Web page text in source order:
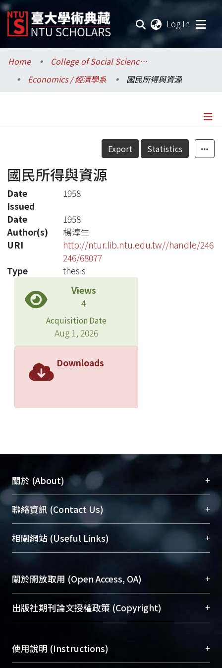
Log In
Communities & Collections
Research Outputs
Statistics
Home
College of Social Sciences / 社會科學院
Economics / 經濟學系
國民所得與資源
Details
Export Statistics
國民所得與資源
Date
Issued
1958
Date
1958
Author(s)
楊淳生
URI
http://ntur.lib.ntu.edu.tw//handle/246
246/68077
Type
thesis
Views
4
Acquisition Date
Aug 1, 2026
Downloads
關於 (About) +
臺大位居世界頂尖大學之列，為永久珍藏及向國際
展現本校豐碩的研究成果及學術能量，圖書館整合
機構典藏（NTUR）與學術庫（AH）不同功能平
台，成為臺大學術典藏NTU scholars。期能整合研
究能量、促進交流合作、保存學術產出、推廣研究
成果。
To permanently archive and promote researcher
profiles and scholarly works, Library integrates the
services of “NTU Repository” with “Academic
聯絡資訊 (Contact Us) +
總館學科館員(Main Library)
醫學圖書館學科館員(Medical Library)
(Social
Sciences Library)
相關網站 (Useful Links) +
關於開放取用 (Open Access, OA) +
開放取用是從使用者角度提升資訊取用性的社會運
動，應用在學術研究上是透過將研究著作公開供使
用逐年攀升。同時可加速研究發展、提升研究影響
出版社期刊論文授權政策 (Copyright) +
含部分內容的版權非匯入者所有，或由第三方贊
助與合作完成，請確認該版權所有者及第三方同
使用說明 (Instructions) +